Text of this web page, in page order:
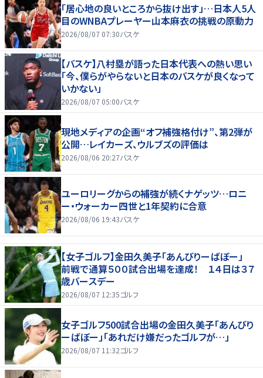
「居心地の良いところから抜け出す」…日本人5人
目のWNBAプレーヤー山本麻衣の挑戦の原動力
2026/08/07 07:30バスケ
【バスケ】八村塁が語った日本代表への熱い思い
「今、僕らがやらないと日本のバスケが良くなって
いかない」
2026/08/07 05:00バスケ
現地メディアの企画“オフ補強格付け”、第2弾が
公開…レイカーズ、ウルブズの評価は
2026/08/06 20:27バスケ
ユーロリーグからの補強が続くナゲッツ…ロニ
ー・ウォーカー四世と1年契約に合意
2026/08/06 19:43バスケ
【女子ゴルフ】金田久美子「あんびりーばぼー」
前戦で通算５００試合出場を達成！ １４日は３７
歳バースデー
2026/08/07 12:35ゴルフ
女子ゴルフ500試合出場の金田久美子「あんびり
ーばぼー」「あれだけ嫌だったゴルフが…」
2026/08/07 11:32ゴルフ